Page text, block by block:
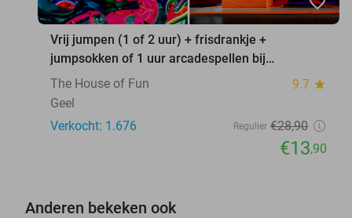
Vrij jumpen (1 of 2 uur) + frisdrankje +
jumpsokken of 1 uur arcadespellen bij
Superjump
The House of Fun 9.7 star
Geel
Verkocht: 1.676
Regulier €28,90
€13,90
Anderen bekeken ook